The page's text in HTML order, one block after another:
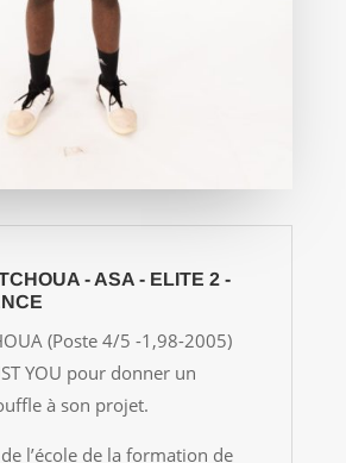
- ASA - ELITE 2 -
(Poste 4/5 -1,98-2005)
YOU pour donner un
à son projet.
l’école de la formation de